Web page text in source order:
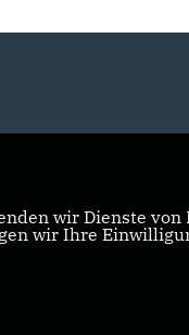
wir Dienste
wir Ihre